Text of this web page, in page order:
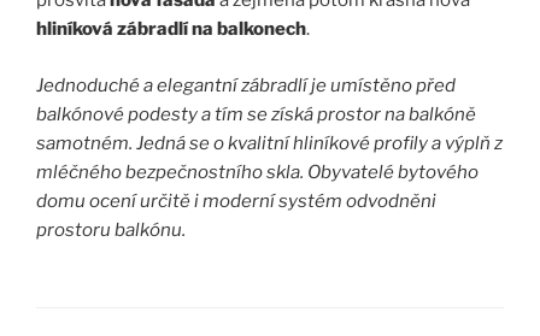
hliníková zábradlí na balkonech.
Jednoduché a elegantní zábradlí je umístěno před
balkónové podesty a tím se získá prostor na balkóně
samotném. Jedná se o kvalitní hliníkové profily a výplň z
mléčného bezpečnostního skla. Obyvatelé bytového
domu ocení určitě i moderní systém odvodněni
prostoru balkónu.